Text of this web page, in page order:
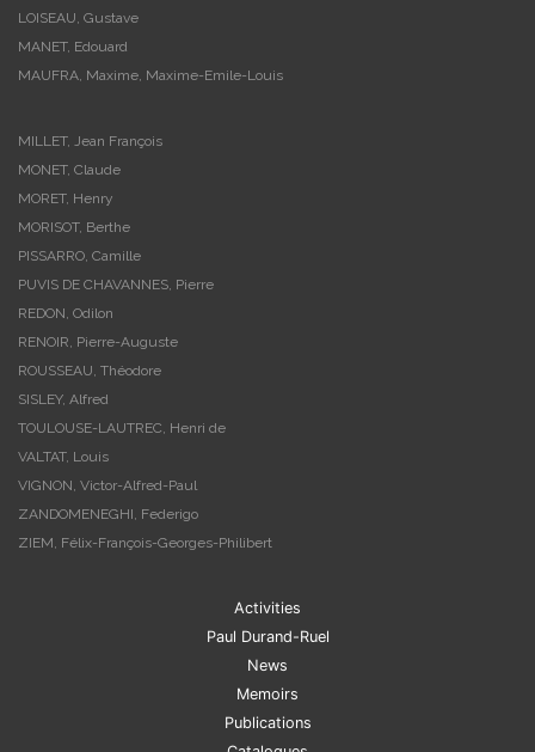
LOISEAU, Gustave
MANET, Edouard
MAUFRA, Maxime, Maxime-Emile-Louis
MILLET, Jean François
MONET, Claude
MORET, Henry
MORISOT, Berthe
PISSARRO, Camille
PUVIS DE CHAVANNES, Pierre
REDON, Odilon
RENOIR, Pierre-Auguste
ROUSSEAU, Théodore
SISLEY, Alfred
TOULOUSE-LAUTREC, Henri de
VALTAT, Louis
VIGNON, Victor-Alfred-Paul
ZANDOMENEGHI, Federigo
ZIEM, Félix-François-Georges-Philibert
Activities
Paul Durand-Ruel
News
Memoirs
Publications